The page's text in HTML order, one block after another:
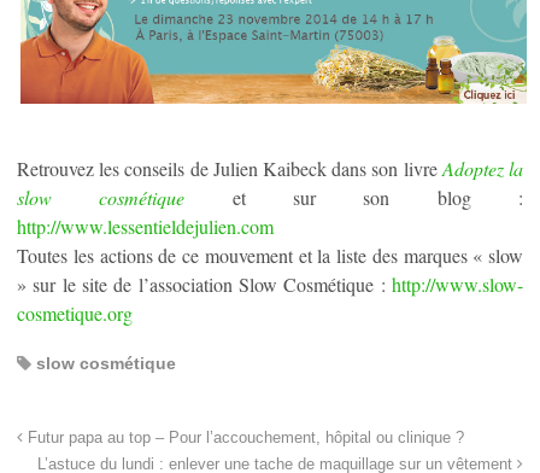
Retrouvez les conseils de Julien Kaibeck dans son livreAdoptez la
slow cosmétique et sur son blog :
http://www.lessentieldejulien.com
Toutes les actions de ce mouvement et la liste des marques « slow
» sur le site de l’association Slow Cosmétique : http://www.slow-
cosmetique.org
slow cosmétique
Futur papa au top – Pour l’accouchement, hôpital ou clinique ?
L’astuce du lundi : enlever une tache de maquillage sur un vêtement